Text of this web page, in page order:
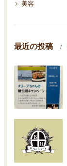
美容
最近の投稿